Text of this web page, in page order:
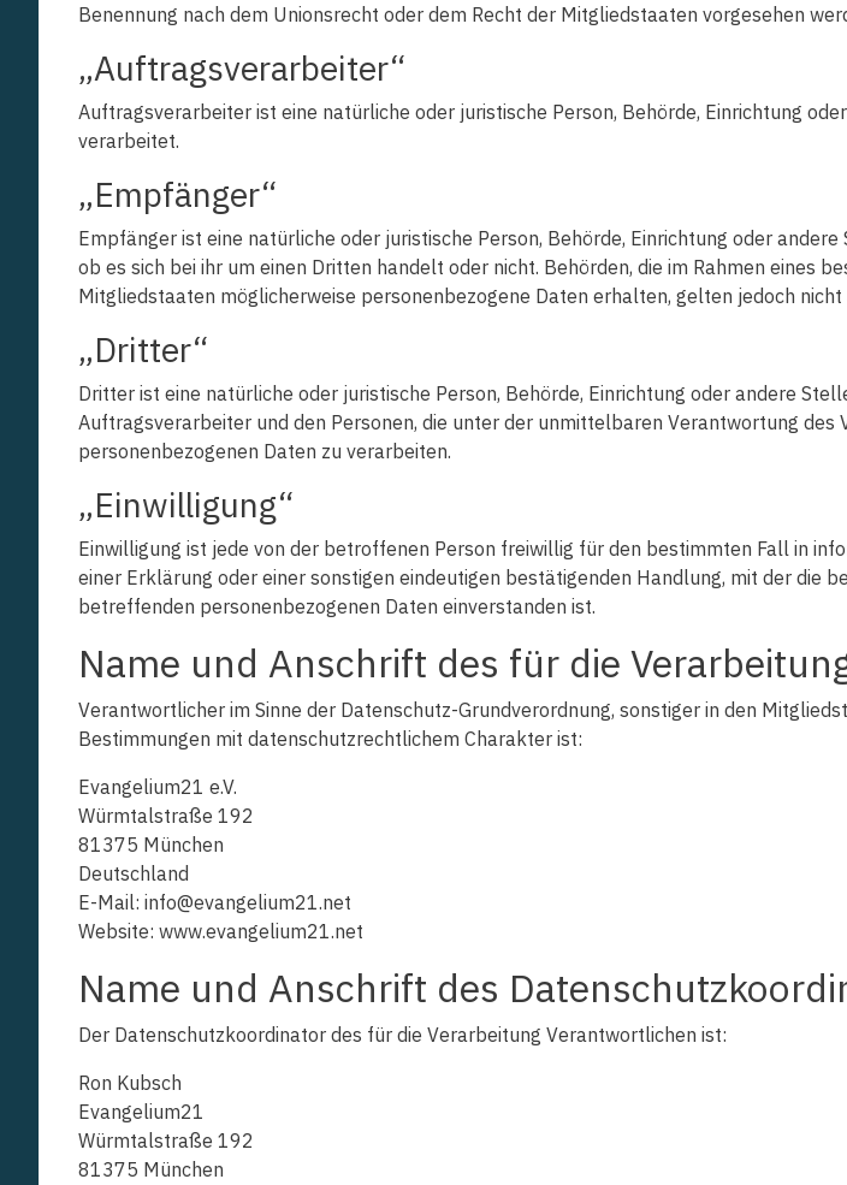
Benennung nach dem Unionsrecht oder dem Recht der Mitgliedstaaten vorgesehen
„Auftragsverarbeiter“
Auftragsverarbeiter ist eine natürliche oder juristische Person, Behörde, Einrichtung
verarbeitet.
„Empfänger“
Empfänger ist eine natürliche oder juristische Person, Behörde, Einrichtung oder
ob es sich bei ihr um einen Dritten handelt oder nicht. Behörden, die im Rahmen eines
Mitgliedstaaten möglicherweise personenbezogene Daten erhalten, gelten jedoch nicht
„Dritter“
Dritter ist eine natürliche oder juristische Person, Behörde, Einrichtung oder andere
Auftragsverarbeiter und den Personen, die unter der unmittelbaren Verantwortung
personenbezogenen Daten zu verarbeiten.
„Einwilligung“
Einwilligung ist jede von der betroffenen Person freiwillig für den bestimmten Fall in
einer Erklärung oder einer sonstigen eindeutigen bestätigenden Handlung, mit der die
betreffenden personenbezogenen Daten einverstanden ist.
Name und Anschrift des für die
Verantwortlicher im Sinne der Datenschutz-Grundverordnung, sonstiger in den
Bestimmungen mit datenschutzrechtlichem Charakter ist:
Evangelium21 e.V.
Würmtalstraße 192
81375 München
Deutschland
E-Mail: info@evangelium21.net
Website: www.evangelium21.net
Name und Anschrift des
Der Datenschutzkoordinator des für die Verarbeitung Verantwortlichen ist:
Ron Kubsch
Evangelium21
Würmtalstraße 192
81375 München